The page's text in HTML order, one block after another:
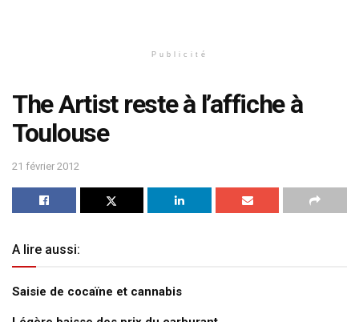
Publicité
The Artist reste à l’affiche à
Toulouse
21 février 2012
A lire aussi:
Saisie de cocaïne et cannabis